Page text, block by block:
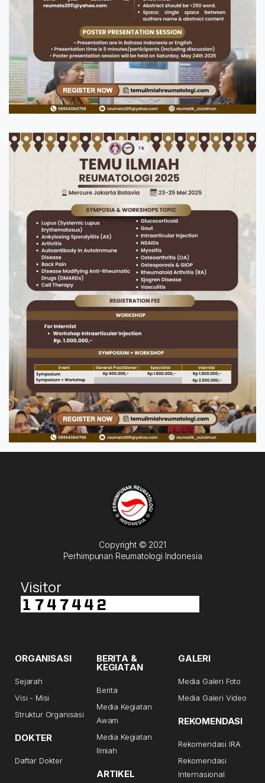
Copyright © 2021
Perhimpunan Reumatologi Indonesia
Visitor
ORGANISASI
Sejarah
Visi - Misi
Struktur Organisasi
DOKTER
Daftar Dokter
BERITA &
KEGIATAN
Berita
Media Kegiatan
Awam
Media Kegiatan
Ilmiah
ARTIKEL
GALERI
Media Galeri Foto
Media Galeri Video
REKOMENDASI
Rekomendasi IRA
Rekomendasi
Internasional